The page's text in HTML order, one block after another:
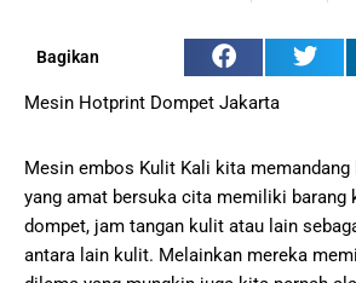
Bagikan
Mesin Hotprint Dompet Jakarta
Mesin embos Kulit Kali kita memandang
yang amat bersuka cita memiliki barang
dompet, jam tangan kulit atau lain
antara lain kulit. Melainkan mereka